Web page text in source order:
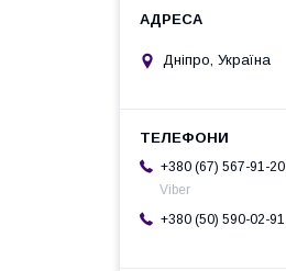
Дніпро, Україна
+380 (67) 567-91-20
Viber
+380 (50) 590-02-91